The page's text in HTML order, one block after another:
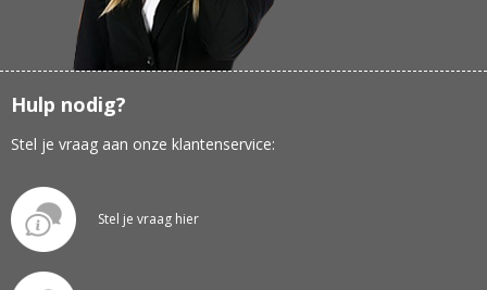
Hulp nodig?
Stel je vraag aan onze klantenservice:
Stel je vraag hier